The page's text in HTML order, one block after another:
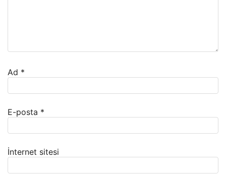
Ad *
E-posta *
İnternet sitesi